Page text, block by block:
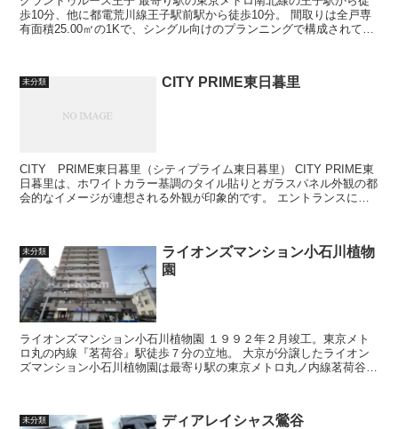
歩10分、他に都電荒川線王子駅前駅から徒歩10分。 間取りは全戸専
有面積25.00㎡の1Kで、シングル向けのプランニングで構成されてい
未分類 CITY PRIME東日暮里
CITY PRIME東日暮里（シティプライム東日暮里） CITY PRIME東
日暮里は、ホワイトカラー基調のタイル貼りとガラスパネル外観の都
会的なイメージが連想される外観が印象的です。 エントランスには
未分類
ライオンズマンション小石川植物
園
ライオンズマンション小石川植物園 １９９２年２月竣工。東京メト
ロ丸の内線『茗荷谷』駅徒歩７分の立地。 大京が分譲したライオン
ズマンション小石川植物園は最寄り駅の東京メトロ丸ノ内線茗荷谷駅
未分類 ディアレイシャス鶯谷